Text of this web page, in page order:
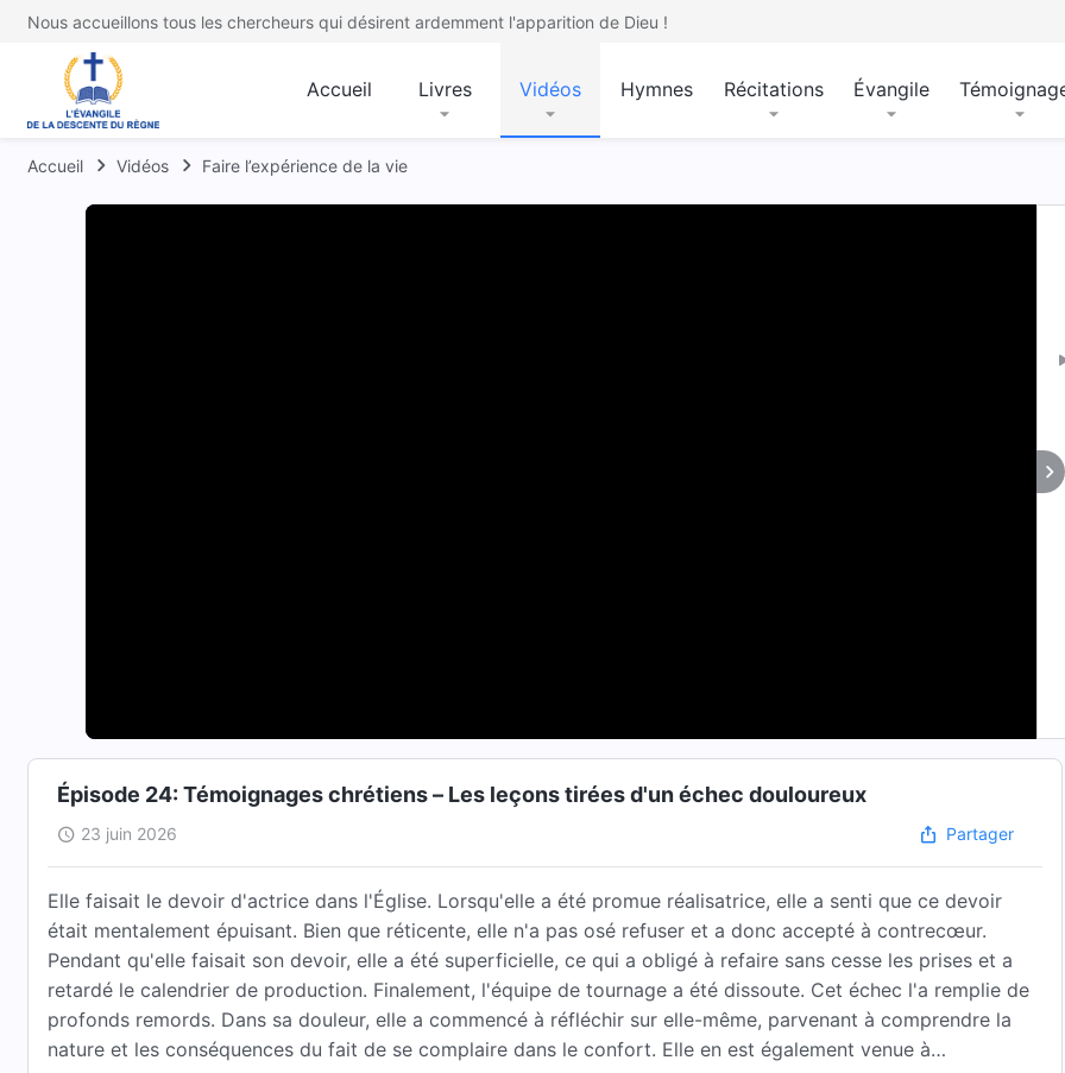
Nous accueillons tous les chercheurs qui désirent ardemment l'apparition de Dieu !
Accueil Livres Vidéos Hymnes Récitations Évangile
Accueil Vidéos Faire l’expérience de la vie
Épisode 24: Témoignages chrétiens – Les leçons tirées d'un échec douloureux
23 juin 2026 Partager
Elle faisait le devoir d'actrice dans l'Église. Lorsqu'elle a été promue réalisatrice, elle a senti que ce devoir
était mentalement épuisant. Bien que réticente, elle n'a pas osé refuser et a donc accepté à contrecœur.
Pendant qu'elle faisait son devoir, elle a été superficielle, ce qui a obligé à refaire sans cesse les prises et a
retardé le calendrier de production. Finalement, l'équipe de tournage a été dissoute. Cet échec l'a remplie de
profonds remords. Dans sa douleur, elle a commencé à réfléchir sur elle-même, parvenant à comprendre la
nature et les conséquences du fait de se complaire dans le confort. Elle en est également venue à